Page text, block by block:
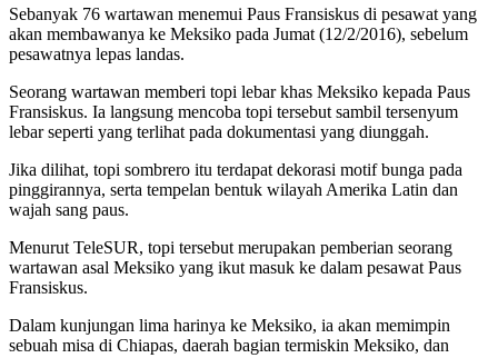
Sebanyak 76 wartawan menemui Paus Fransiskus di pesawat yang
akan membawanya ke Meksiko pada Jumat (12/2/2016), sebelum
pesawatnya lepas landas.
Seorang wartawan memberi topi lebar khas Meksiko kepada Paus
Fransiskus. Ia langsung mencoba topi tersebut sambil tersenyum
lebar seperti yang terlihat pada dokumentasi yang diunggah.
Jika dilihat, topi sombrero itu terdapat dekorasi motif bunga pada
pinggirannya, serta tempelan bentuk wilayah Amerika Latin dan
wajah sang paus.
Menurut TeleSUR, topi tersebut merupakan pemberian seorang
wartawan asal Meksiko yang ikut masuk ke dalam pesawat Paus
Fransiskus.
Dalam kunjungan lima harinya ke Meksiko, ia akan memimpin
sebuah misa di Chiapas, daerah bagian termiskin Meksiko, dan